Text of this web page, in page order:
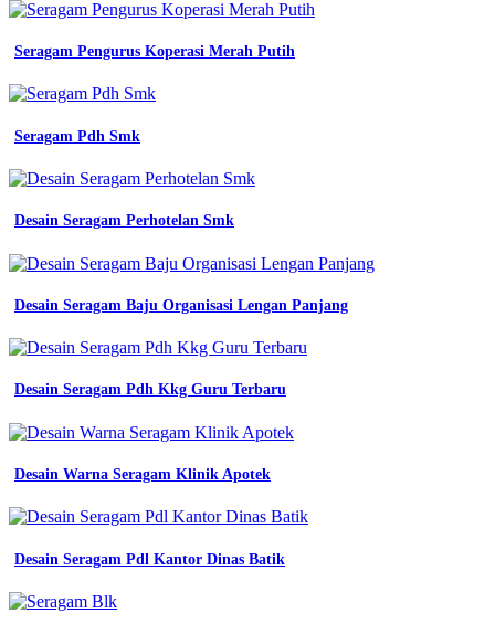
Seragam Pengurus Koperasi Merah Putih
Seragam Pdh Smk
Desain Seragam Perhotelan Smk
Desain Seragam Baju Organisasi Lengan Panjang
Desain Seragam Pdh Kkg Guru Terbaru
Desain Warna Seragam Klinik Apotek
Desain Seragam Pdl Kantor Dinas Batik